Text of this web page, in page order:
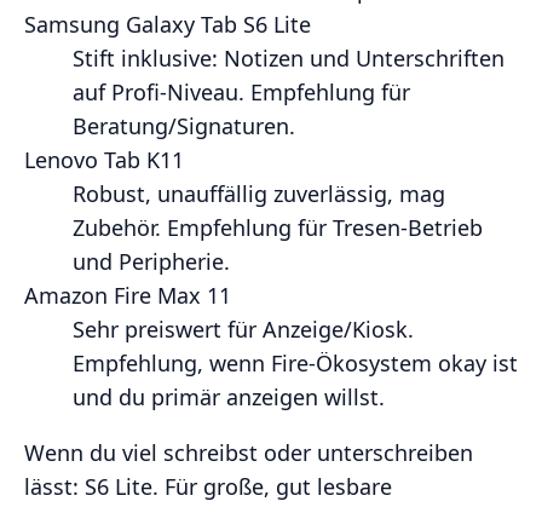
Samsung Galaxy Tab S6 Lite
Stift inklusive: Notizen und Unterschriften
auf Profi‑Niveau. Empfehlung für
Beratung/Signaturen.
Lenovo Tab K11
Robust, unauffällig zuverlässig, mag
Zubehör. Empfehlung für Tresen‑Betrieb
und Peripherie.
Amazon Fire Max 11
Sehr preiswert für Anzeige/Kiosk.
Empfehlung, wenn Fire‑Ökosystem okay ist
und du primär anzeigen willst.
Wenn du viel schreibst oder unterschreiben
lässt: S6 Lite. Für große, gut lesbare